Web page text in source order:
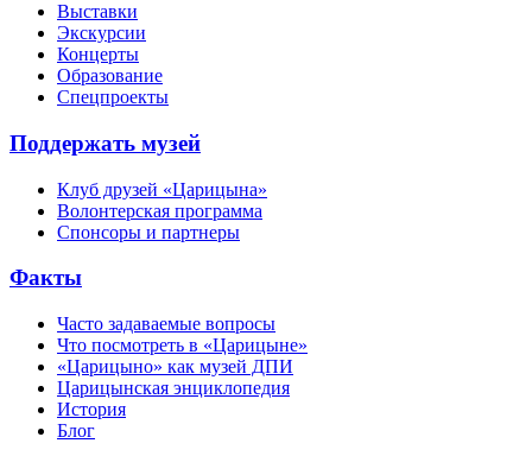
Выставки
Экскурсии
Концерты
Образование
Спецпроекты
Поддержать музей
Клуб друзей «Царицына»
Волонтерская программа
Спонсоры и партнеры
Факты
Часто задаваемые вопросы
Что посмотреть в «Царицыне»
«Царицыно» как музей ДПИ
Царицынская энциклопедия
История
Блог